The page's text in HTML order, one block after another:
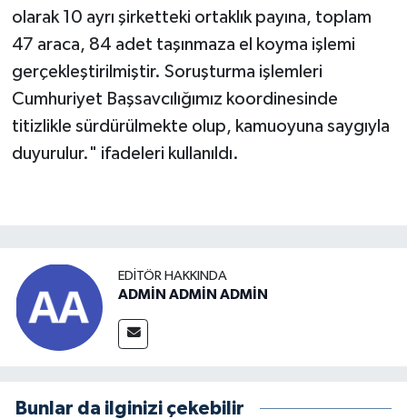
olarak 10 ayrı şirketteki ortaklık payına, toplam
47 araca, 84 adet taşınmaza el koyma işlemi
gerçekleştirilmiştir. Soruşturma işlemleri
Cumhuriyet Başsavcılığımız koordinesinde
titizlikle sürdürülmekte olup, kamuoyuna saygıyla
duyurulur." ifadeleri kullanıldı.
EDITÖR HAKKINDA
ADMİN ADMİN ADMİN
Bunlar da ilginizi çekebilir